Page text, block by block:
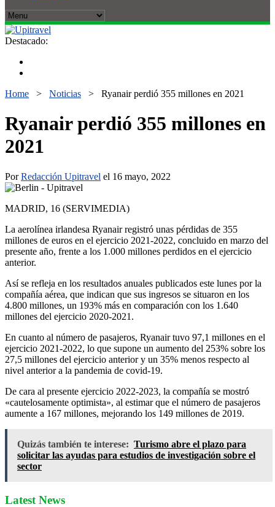
Destacado:
Home > Noticias > Ryanair perdió 355 millones en 2021
Ryanair perdió 355 millones en
2021
PorRedacción Upitravel el 16 mayo, 2022
MADRID, 16 (SERVIMEDIA)
La aerolínea irlandesa Ryanair registró unas pérdidas de 355
millones de euros en el ejercicio 2021-2022, concluido en marzo del
presente año, frente a los 1.000 millones perdidos en el ejercicio
anterior.
Así se refleja en los resultados anuales publicados este lunes por la
compañía aérea, que indican que sus ingresos se situaron en los
4.800 millones, un 193% más en comparación con los 1.640
millones del ejercicio 2020-2021.
En cuanto al número de pasajeros, Ryanair tuvo 97,1 millones en el
ejercicio 2021-2022, lo que supone un aumento del 253% sobre los
27,5 millones del ejercicio anterior y un 35% menos respecto al
nivel anterior a la pandemia de covid-19.
De cara al presente ejercicio 2022-2023, la compañía se mostró
«cautelosamente optimista», al estimar que el número de pasajeros
aumente a 167 millones, mejorando los 149 millones de 2019.
Quizás también te interese: Turismo abre el plazo para
solicitar las ayudas para estudios de investigación sobre el
sector
Latest News